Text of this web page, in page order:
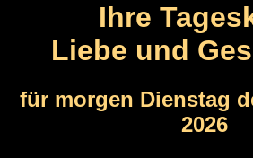
Ihre
Liebe und
für morgen Dienstag
2026